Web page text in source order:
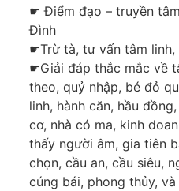
☛ Điểm đạo – truyền
Đình
☛Trừ tà, tư vấn tâm linh,
☛Giải đáp thắc mắc về
theo, quỷ nhập, bé đỏ
linh, hành căn, hầu
cơ, nhà có ma, kinh
thấy người âm, gia tiên
chọn, cầu an, cầu siêu,
cúng bái, phong thủy,